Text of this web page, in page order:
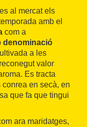
al mercat els
amb el
com a
denominació
a les
valor
Es tracta
en secà, en
que fa que tingui
ara maridatges,